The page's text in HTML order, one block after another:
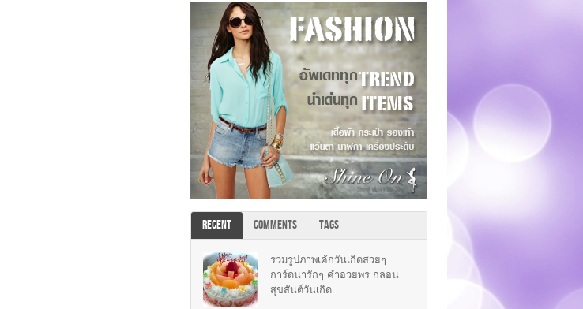
RECENT COMMENTS TAGS
รวมรูปภาพเค้กวันเกิดสวยๆ
การ์ดน่ารักๆ คำอวยพร กลอน
สุขสันต์วันเกิด